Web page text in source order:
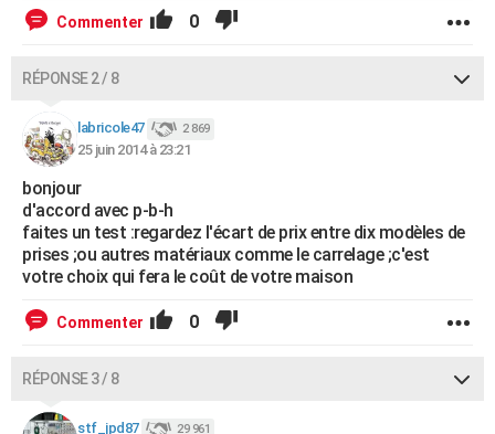
Commenter 0
RÉPONSE 2 / 8
labricole47 2 869
25 juin 2014 à 23:21
bonjour
d'accord avec p-b-h
faites un test :regardez l'écart de prix entre dix modèles de
prises ;ou autres matériaux comme le carrelage ;c'est
votre choix qui fera le coût de votre maison
Commenter 0
RÉPONSE 3 / 8
stf_jpd87 29 961